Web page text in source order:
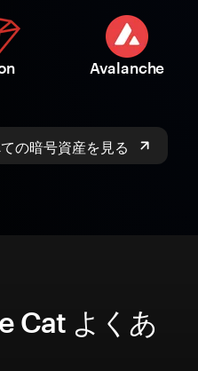
Avalanche
の暗号資産を見る
Cat よくあ